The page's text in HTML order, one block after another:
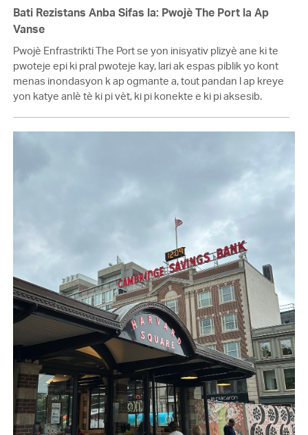
Bati Rezistans Anba Sifas la: Pwojè The Port la Ap
Vanse
Pwojè Enfrastrikti The Port se yon inisyativ plizyè ane ki te
pwoteje epi ki pral pwoteje kay, lari ak espas piblik yo kont
menas inondasyon k ap ogmante a, tout pandan l ap kreye
yon katye anlè tè ki pi vèt, ki pi konekte e ki pi aksesib.